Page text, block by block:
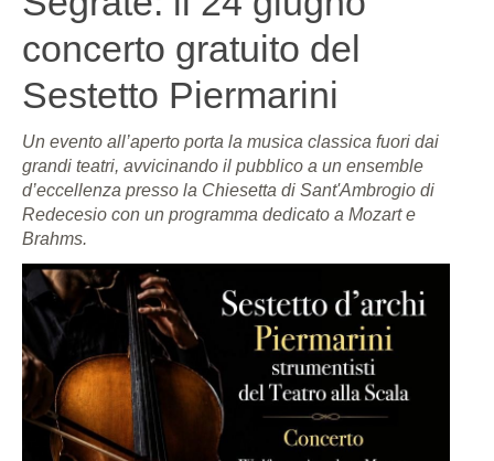
concerto gratuito del
Sestetto Piermarini
Un evento all’aperto porta la musica classica fuori dai
grandi teatri, avvicinando il pubblico a un ensemble
d’eccellenza presso la Chiesetta di Sant'Ambrogio di
Redecesio con un programma dedicato a Mozart e
Brahms.